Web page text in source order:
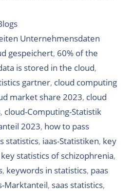
Unternehmensdaten
gespeichert, 60% of the
is stored in the cloud,
gartner, cloud computing
market share 2023, cloud
, cloud-Computing-Statistik
2023, how to pass
statistics, iaas-Statistiken, key
key statistics of schizophrenia,
, keywords in statistics, paas
Marktanteil, saas statistics,